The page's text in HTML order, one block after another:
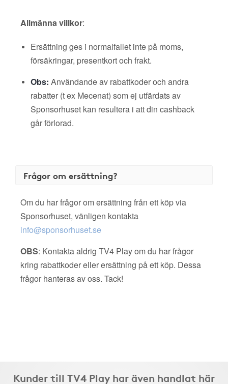
Allmänna villkor:
Ersättning ges i normalfallet inte på moms,
försäkringar, presentkort och frakt.
Obs: Användande av rabattkoder och andra
rabatter (t ex Mecenat) som ej utfärdats av
Sponsorhuset kan resultera i att din cashback
går förlorad.
Frågor om ersättning?
Om du har frågor om ersättning från ett köp via
Sponsorhuset, vänligen kontakta
info@sponsorhuset.se
OBS: Kontakta aldrig TV4 Play om du har frågor
kring rabattkoder eller ersättning på ett köp. Dessa
frågor hanteras av oss. Tack!
Kunder till TV4 Play har även handlat här